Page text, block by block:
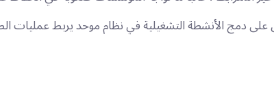
الأنشطة التشغيلية في نظام موحد يربط عمليات